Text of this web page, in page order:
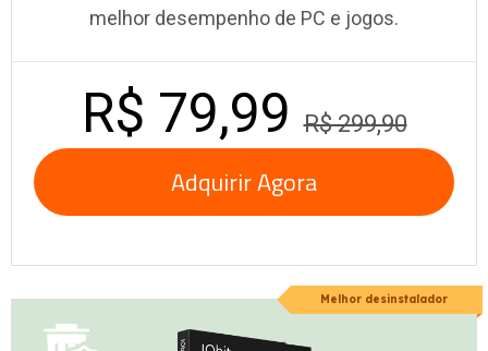
melhor desempenho de PC e jogos.
R$ 79,99R$ 299,90
Adquirir Agora
Melhor desinstalador